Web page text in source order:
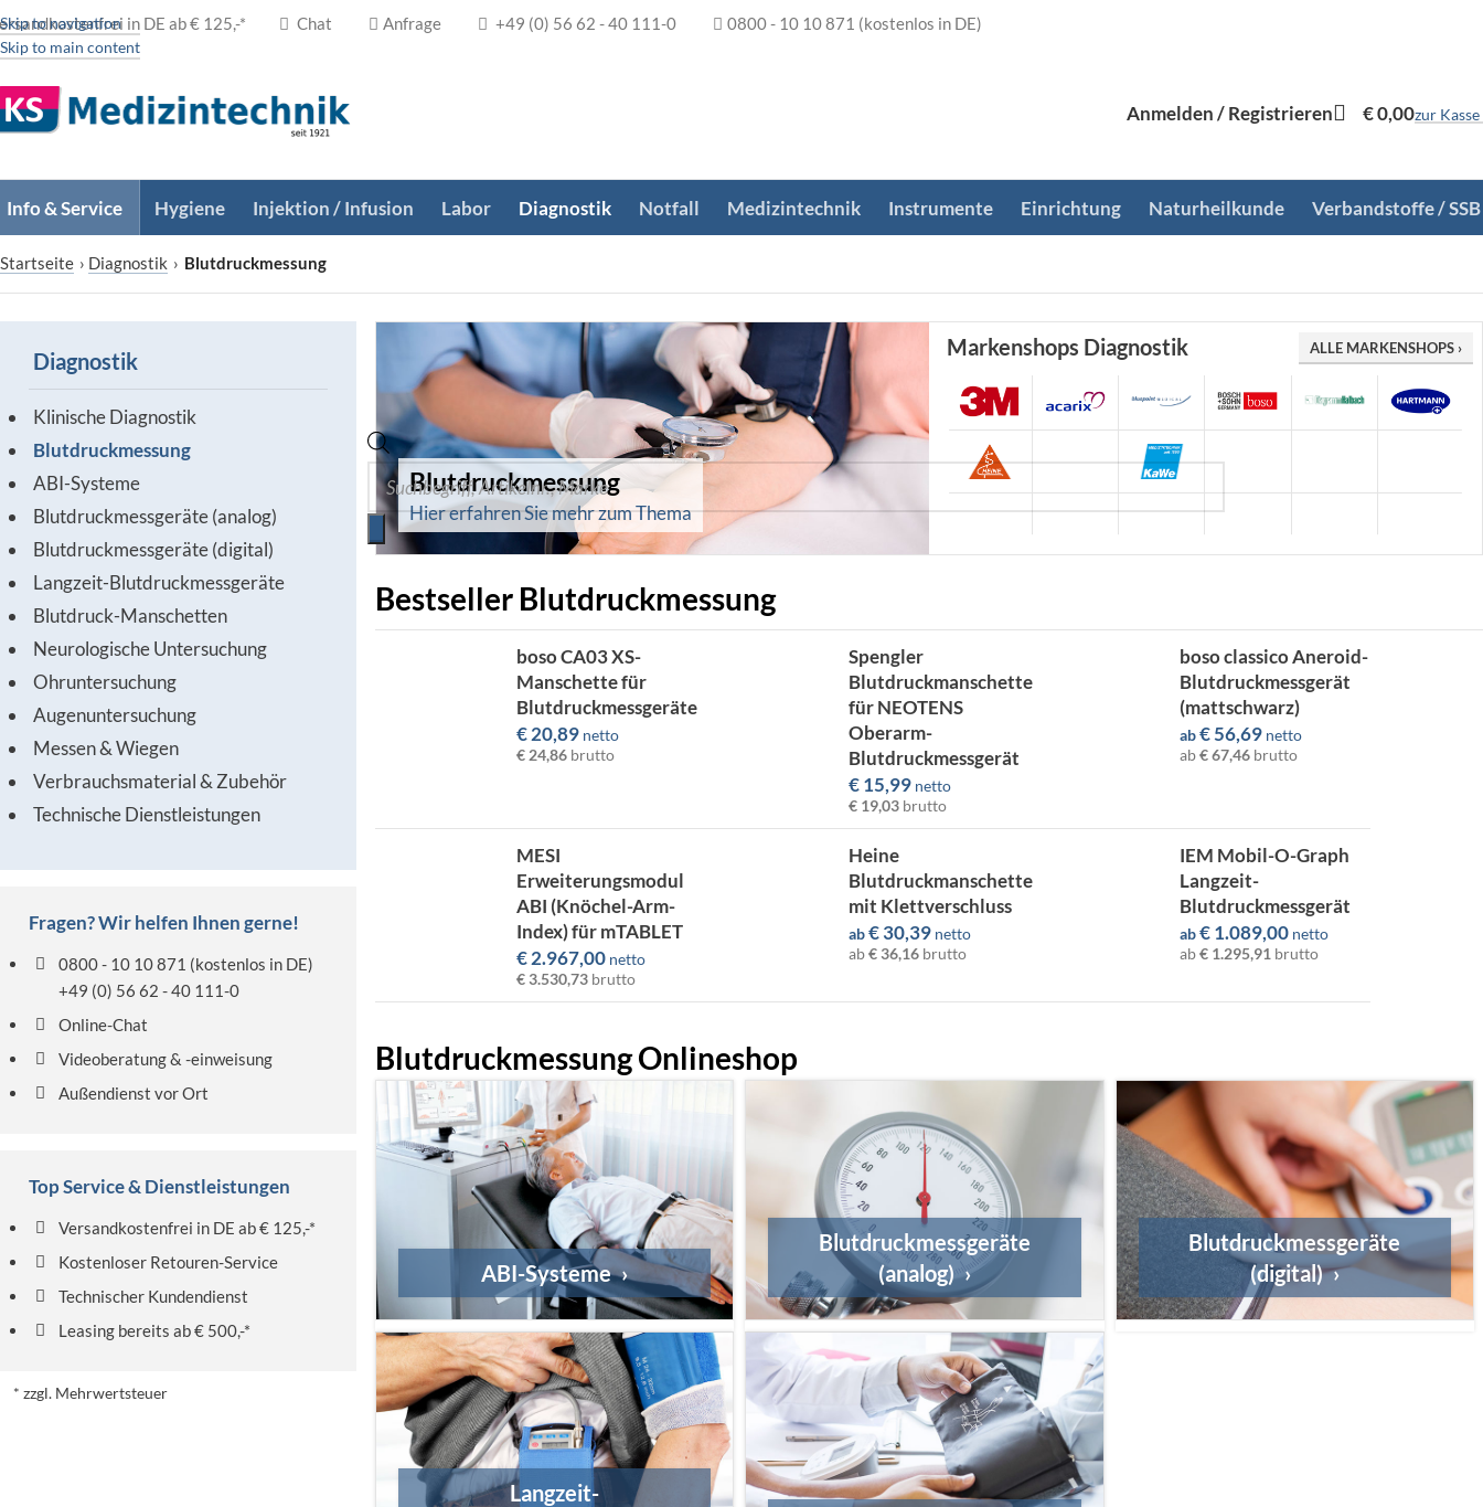
Skip to navigation
Skip to main content
in DE ab € 125,-* Chat Anfrage +49 (0) 56 62 - 40 111-0 0800 - 10 10 871 (kostenlos in DE)
Anmelden / Registrieren €0,00zur Kasse
Info & Service Hygiene Injektion / Infusion Labor Diagnostik Notfall Medizintechnik Instrumente Einrichtung Naturheilkunde Verbandstoffe / SSB
Startseite › Diagnostik › Blutdruckmessung
Diagnostik
Klinische Diagnostik
Blutdruckmessung
ABI-Systeme
Blutdruckmessgeräte (analog)
Blutdruckmessgeräte (digital)
Langzeit-Blutdruckmessgeräte
Blutdruck-Manschetten
Neurologische Untersuchung
Ohruntersuchung
Augenuntersuchung
Messen & Wiegen
Verbrauchsmaterial & Zubehör
Technische Dienstleistungen
Fragen? Wir helfen Ihnen gerne!
0800 - 10 10 871 (kostenlos in DE)
+49 (0) 56 62 - 40 111-0
Online-Chat
Videoberatung & -einweisung
Außendienst vor Ort
Top Service & Dienstleistungen
Versandkostenfrei in DE ab € 125,-*
Kostenloser Retouren-Service
Technischer Kundendienst
Leasing bereits ab € 500,-*
* zzgl. Mehrwertsteuer
Blutdruckmessung
Hier erfahren Sie mehr zum Thema
Markenshops Diagnostik ALLE MARKENSHOPS ›
Bestseller Blutdruckmessung
boso CA03 XS-
Manschette für
Blutdruckmessgeräte
€20,89 netto
€ 24,86 brutto
Spengler
Blutdruckmanschette
für NEOTENS
Oberarm-
Blutdruckmessgerät
€15,99 netto
€ 19,03 brutto
boso classico Aneroid-
Blutdruckmessgerät
(mattschwarz)
ab €56,69 netto
ab€ 67,46 brutto
MESI
Erweiterungsmodul
ABI (Knöchel-Arm-
Index) für mTABLET
€2.967,00 netto
€ 3.530,73 brutto
Heine
Blutdruckmanschette
mit Klettverschluss
ab €30,39 netto
ab€ 36,16 brutto
IEM Mobil-O-Graph
Langzeit-
Blutdruckmessgerät
ab €1.089,00 netto
ab€ 1.295,91 brutto
Blutdruckmessung Onlineshop
ABI-Systeme
Blutdruckmessgeräte
(analog)
Blutdruckmessgeräte
(digital)
Langzeit-